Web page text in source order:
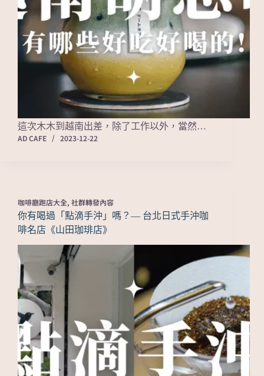
這次木木到越南出差，除了工作以外，當然…
AD CAFE
2023-12-22
咖啡廳跑店大全, 社群轉發內容
你有喝過「點滴手沖」嗎？— 台北日式手沖咖
啡名店《山田珈琲店》